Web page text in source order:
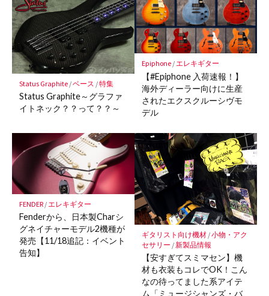
Status Graphite/ベース /特集
Status Graphite～グラファ
イトネック？？って？？～
Epiphone/エレキギター
【#Epiphone 入荷速報！】
海外ディーラー向けに生産
されたエクスクルーシヴモ
デル
FENDER/エレキギター
Fenderから、日本製Charシ
グネイチャーモデル2機種が
発売【11/18追記：イベント
告知】
ギタリスト向け機材/小物・アク
セサリー /新製品情報
【安すぎてスミマセン】機
材も衣装もコレでOK！こん
なの待ってました系アイテ
ム「ミュージシャンズ・バ